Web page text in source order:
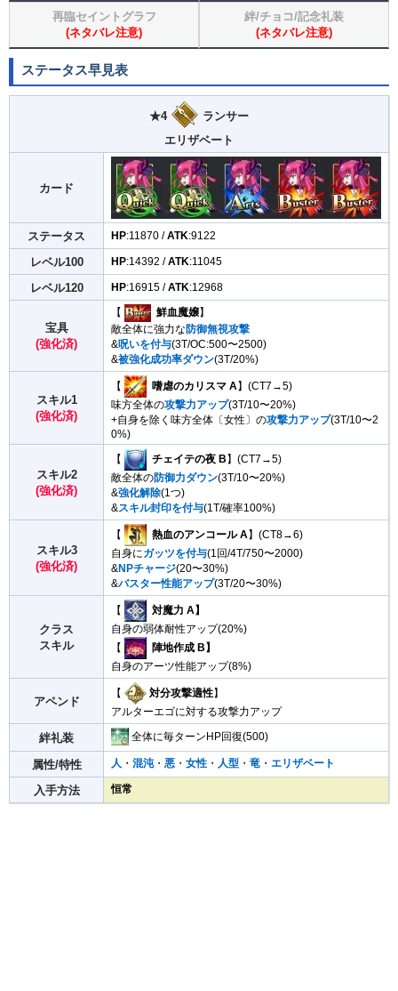
再臨セイントグラフ
(ネタバレ注意)
絆/チョコ/記念礼装
(ネタバレ注意)
ステータス早見表
★4
ランサー
エリザベート
カード
ステータス HP:11870 /ATK:9122
レベル100 HP:14392 /ATK:11045
レベル120 HP:16915 /ATK:12968
宝具
(強化済)
【 鮮血魔嬢】
敵全体に強力な防御無視攻撃
&呪いを付与(3T/OC:500〜2500)
&被強化成功率ダウン(3T/20%)
スキル1
(強化済)
【 嗜虐のカリスマ A】(CT7→5)
味方全体の攻撃力アップ(3T/10〜20%)
+自身を除く味方全体〔女性〕の攻撃力アップ(3T/10〜2
0%)
スキル2
(強化済)
【 チェイテの夜 B】(CT7→5)
敵全体の防御力ダウン(3T/10〜20%)
&強化解除(1つ)
&スキル封印を付与(1T/確率100%)
スキル3
(強化済)
【 熱血のアンコール A】(CT8→6)
自身にガッツを付与(1回/4T/750〜2000)
&NPチャージ(20〜30%)
&バスター性能アップ(3T/20〜30%)
クラス
スキル
【
対魔力 A】
自身の弱体耐性アップ(20%)
【
陣地作成 B】
自身のアーツ性能アップ(8%)
アペンド
【 対分攻撃適性】
アルターエゴに対する攻撃力アップ
絆礼装 全体に毎ターンHP回復(500)
属性/特性 人 ・ 混沌・ 悪 ・ 女性 ・ 人型 ・ 竜 ・ エリザベート
入手方法 恒常